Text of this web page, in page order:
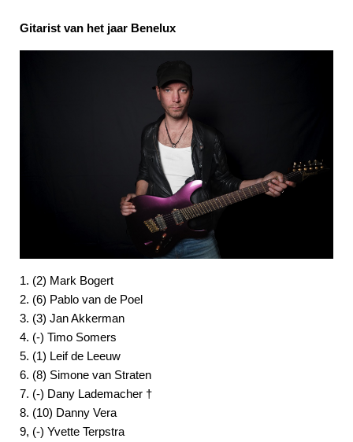
Gitarist van het jaar Benelux
1. (2) Mark Bogert
2. (6) Pablo van de Poel
3. (3) Jan Akkerman
4. (-) Timo Somers
5. (1) Leif de Leeuw
6. (8) Simone van Straten
7. (-) Dany Lademacher †
8. (10) Danny Vera
9, (-) Yvette Terpstra